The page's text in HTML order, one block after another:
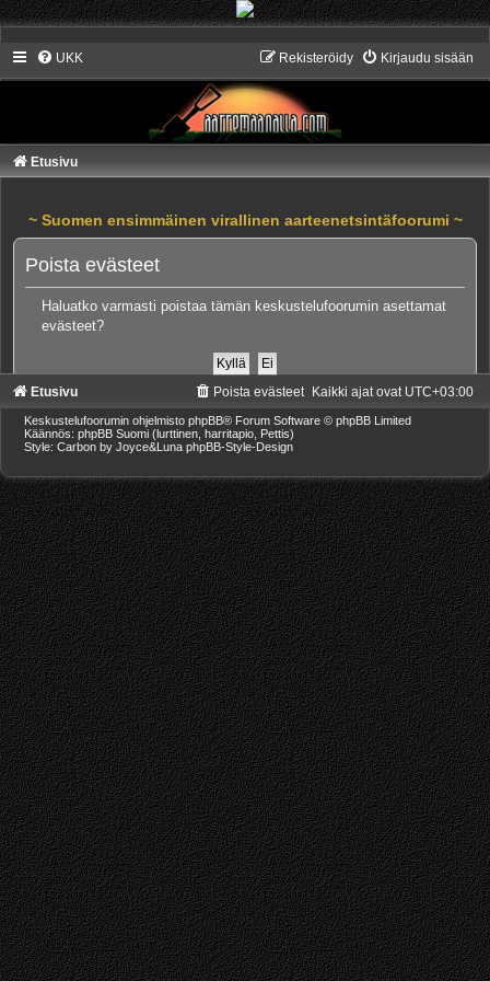
UKK Kirjaudu sisään
Rekisteröidy
Etusivu
~ Suomen ensimmäinen virallinen aarteenetsintäfoorumi ~
Poista evästeet
Haluatko varmasti poistaa tämän keskustelufoorumin asettamat
evästeet?
Etusivu Kaikki ajat ovat UTC+03:00
Poista evästeet
Keskustelufoorumin ohjelmisto phpBB® Forum Software © phpBB Limited
Käännös: phpBB Suomi (lurttinen, harritapio, Pettis)
Style: Carbon by Joyce&Luna phpBB-Style-Design